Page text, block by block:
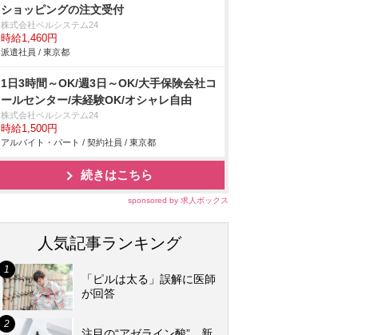
ショッピングの注文受付
株式会社ベルシステム24
時給1,460円
派遣社員 / 東京都
1日3時間～OK/週3日～OK/大手保険会社コ
ールセンター/未経験OK/オシャレ自由
株式会社ベルシステム24
時給1,500円
アルバイト・パート / 契約社員 / 東京都
続きはこちら
sponsored by 求人ボックス
人気記事ランキング
「ピルは太る」誤解に医師
が回答